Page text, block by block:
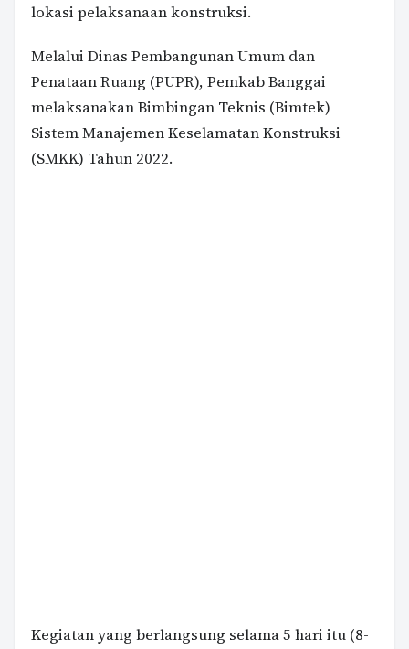
lokasi pelaksanaan konstruksi.
Melalui Dinas Pembangunan Umum dan
Penataan Ruang (PUPR), Pemkab Banggai
melaksanakan Bimbingan Teknis (Bimtek)
Sistem Manajemen Keselamatan Konstruksi
(SMKK) Tahun 2022.
Kegiatan yang berlangsung selama 5 hari itu (8-